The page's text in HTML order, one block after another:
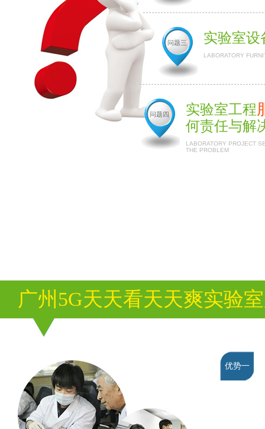
问题三 实验室设
LABORATORY
问题四 实验室工程
何责任与解
LABORATORY PROJECT
THE PROBLEM
广州5G天天看天天爽实验
优势一